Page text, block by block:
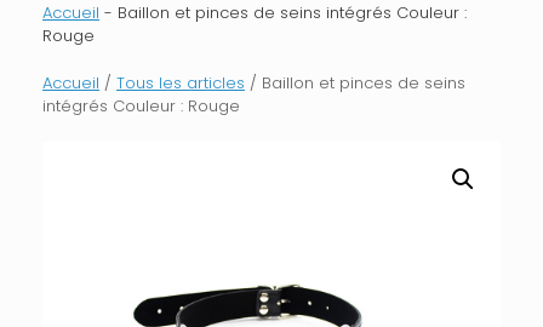
Accueil - Baillon et pinces de seins intégrés Couleur :
Rouge
Accueil / Tous les articles / Baillon et pinces de seins
intégrés Couleur : Rouge